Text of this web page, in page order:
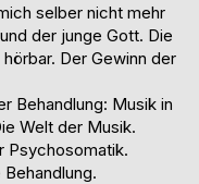
selber nicht mehr
der junge Gott. Die
Der Gewinn der
Behandlung: Musik in
Welt der Musik.
Psychosomatik.